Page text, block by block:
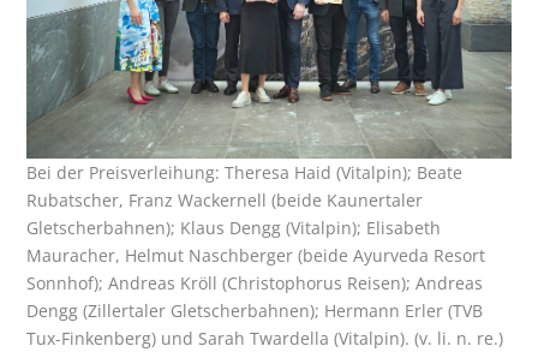
Bei der Preisverleihung: Theresa Haid (Vitalpin); Beate
Rubatscher, Franz Wackernell (beide Kaunertaler
Gletscherbahnen); Klaus Dengg (Vitalpin); Elisabeth
Mauracher, Helmut Naschberger (beide Ayurveda Resort
Sonnhof); Andreas Kröll (Christophorus Reisen); Andreas
Dengg (Zillertaler Gletscherbahnen); Hermann Erler (TVB
Tux-Finkenberg) und Sarah Twardella (Vitalpin). (v. li. n. re.)